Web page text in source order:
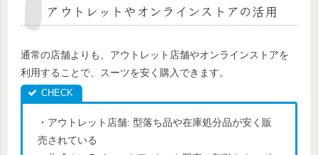
アウトレットやオンラインストアの活用
通常の店舗よりも、アウトレット店舗やオンラインストアを
利用することで、スーツを安く購入できます。
・アウトレット店舗: 型落ち品や在庫処分品が安く販
売されている